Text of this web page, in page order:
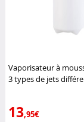
Vaporisateur à
3 types de jets
13,95€